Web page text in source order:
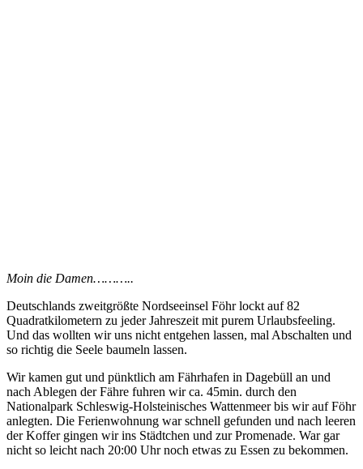
Moin die Damen………..
Deutschlands zweitgrößte Nordseeinsel Föhr lockt auf 82
Quadratkilometern zu jeder Jahreszeit mit purem Urlaubsfeeling.
Und das wollten wir uns nicht entgehen lassen, mal Abschalten und
so richtig die Seele baumeln lassen.
Wir kamen gut und pünktlich am Fährhafen in Dagebüll an und
nach Ablegen der Fähre fuhren wir ca. 45min. durch den
Nationalpark Schleswig-Holsteinisches Wattenmeer bis wir auf Föhr
anlegten. Die Ferienwohnung war schnell gefunden und nach leeren
der Koffer gingen wir ins Städtchen und zur Promenade. War gar
nicht so leicht nach 20:00 Uhr noch etwas zu Essen zu bekommen.